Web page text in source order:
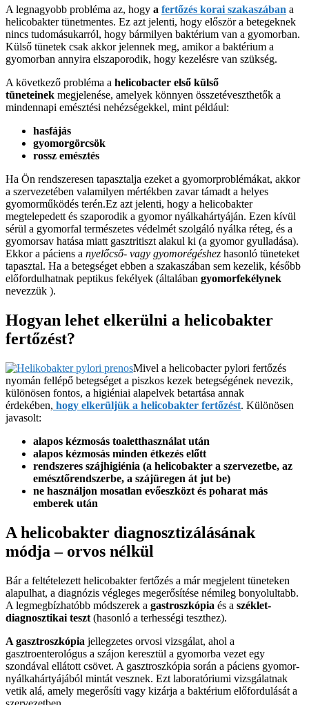
A legnagyobb probléma az, hogy a fertőzés korai szakaszában a
helicobakter tünetmentes. Ez azt jelenti, hogy először a betegeknek
nincs tudomásukarról, hogy bármilyen baktérium van a gyomorban.
Külső tünetek csak akkor jelennek meg, amikor a baktérium a
gyomorban annyira elszaporodik, hogy kezelésre van szükség.
A következő probléma a helicobacter első külső
tüneteinek megjelenése, amelyek könnyen összetéveszthetők a
mindennapi emésztési nehézségekkel, mint például:
hasfájás
gyomorgörcsök
rossz emésztés
Ha Ön rendszeresen tapasztalja ezeket a gyomorproblémákat, akkor
a szervezetében valamilyen mértékben zavar támadt a helyes
gyomorműködés terén.Ez azt jelenti, hogy a helicobakter
megtelepedett és szaporodik a gyomor nyálkahártyáján. Ezen kívül
sérül a gyomorfal természetes védelmét szolgáló nyálka réteg, és a
gyomorsav hatása miatt gasztritiszt alakul ki (a gyomor gyulladása).
Ekkor a páciens a nyelőcső- vagy gyomorégéshez hasonló tüneteket
tapasztal. Ha a betegséget ebben a szakaszában sem kezelik, később
előfordulhatnak peptikus fekélyek (általában gyomorfekélynek
nevezzük ).
Hogyan lehet elkerülni a helicobakter
fertőzést?
Mivel a helicobacter pylori fertőzés
nyomán fellépő betegséget a piszkos kezek betegségének nevezik,
különösen fontos, a higiéniai alapelvek betartása annak
érdekében, hogy elkerüljük a helicobakter fertőzést. Különösen
javasolt:
alapos kézmosás toaletthasználat után
alapos kézmosás minden étkezés előtt
rendszeres szájhigiénia (a helicobakter a szervezetbe, az
emésztőrendszerbe, a szájüregen át jut be)
ne használjon mosatlan evőeszközt és poharat más
emberek után
A helicobakter diagnosztizálásának
módja – orvos nélkül
Bár a feltételezett helicobakter fertőzés a már megjelent tüneteken
alapulhat, a diagnózis végleges megerősítése némileg bonyolultabb.
A legmegbízhatóbb módszerek a gastroszkópia és a széklet-
diagnosztikai teszt (hasonló a terhességi teszthez).
A gasztroszkópia jellegzetes orvosi vizsgálat, ahol a
gasztroenterológus a szájon keresztül a gyomorba vezet egy
szondával ellátott csövet. A gasztroszkópia során a páciens gyomor-
nyálkahártyájából mintát vesznek. Ezt laboratóriumi vizsgálatnak
vetik alá, amely megerősíti vagy kizárja a baktérium előfordulását a